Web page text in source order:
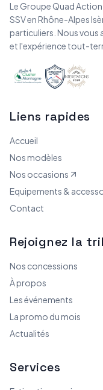
Le Groupe Quad
SSV en Rhône-Alpes
particuliers. Nous vous
et l'expérience tout-
Liens rapides
Accueil
Nos modèles
Nos occasions
Equipements &
Contact
Rejoignez la
Nos concessions
À propos
Les événements
La promo du mois
Actualités
Services